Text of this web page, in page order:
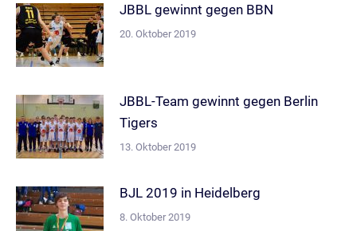
JBBL gewinnt gegen BBN
20. Oktober 2019
JBBL-Team gewinnt gegen Berlin
Tigers
13. Oktober 2019
BJL 2019 in Heidelberg
8. Oktober 2019